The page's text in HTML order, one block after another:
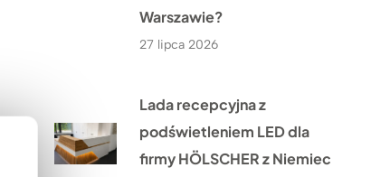
Warszawie?
27 lipca 2026
Lada recepcyjna z
podświetleniem LED dla
firmy HÖLSCHER z Niemiec